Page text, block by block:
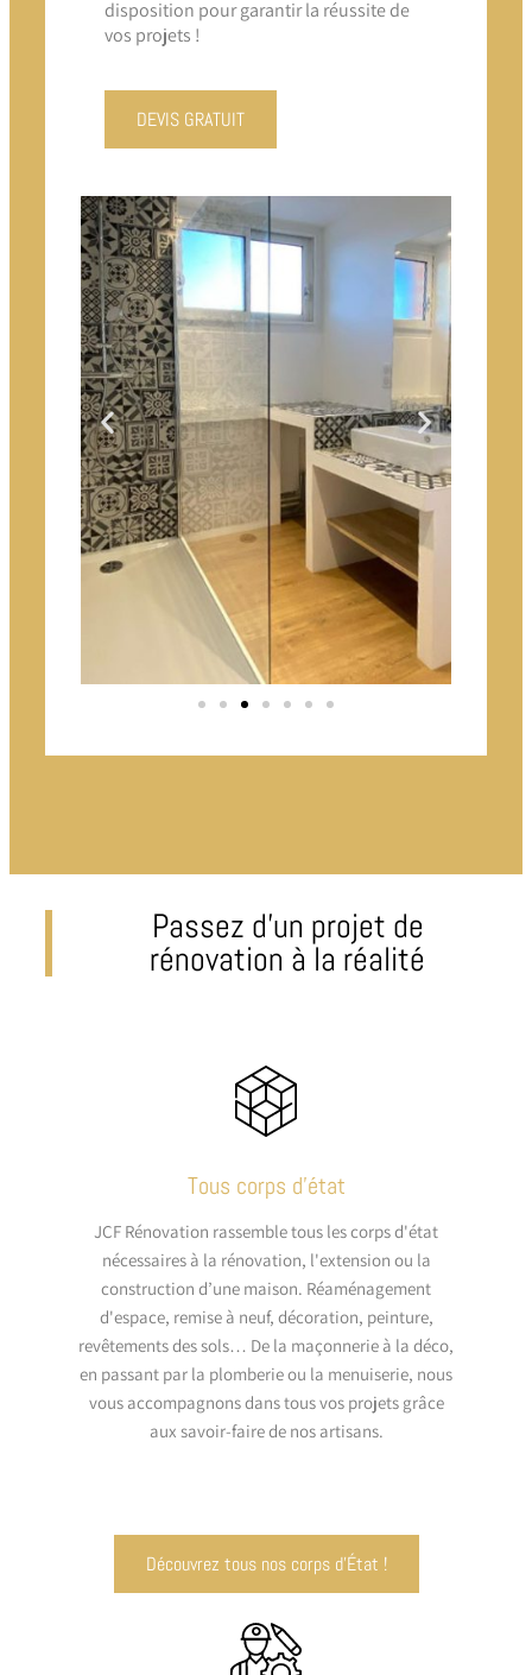
disposition pour garantir la réussite de
vos projets !
DEVIS GRATUIT
Passez d’un projet de
rénovation à la réalité
Tous corps d’état
JCF Rénovation rassemble tous les corps d'état
nécessaires à la rénovation, l'extension ou la
construction d’une maison. Réaménagement
d'espace, remise à neuf, décoration, peinture,
revêtements des sols… De la maçonnerie à la déco,
en passant par la plomberie ou la menuiserie, nous
vous accompagnons dans tous vos projets grâce
aux savoir-faire de nos artisans.
Découvrez tous nos corps d'État !